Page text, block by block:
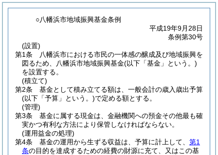
○八幡浜市地域振興基金条例
平成19年9月28日
条例第30号
(設置)
第1条
八幡浜市における市民の一体感の醸成及び地域振興を
図るため、八幡浜市地域振興基金(以下「基金」という。)
を設置する。
(積立て)
第2条
基金として積み立てる額は、一般会計の歳入歳出予算
(以下「予算」という。)で定める額とする。
(管理)
第3条
基金に属する現金は、金融機関への預金その他最も確
実かつ有利な方法により保管しなければならない。
(運用益金の処理)
第4条
基金の運用から生ずる収益は、予算に計上して、 第1
条の目的を達成するための経費の財源に充て、又はこの基